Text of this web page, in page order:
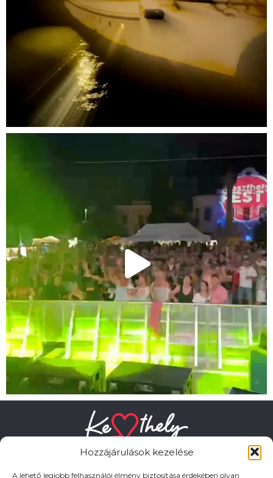
Hozzájárulások kezelése
A lehető legjobb felhasználói élmény biztosítása érdekében olyan